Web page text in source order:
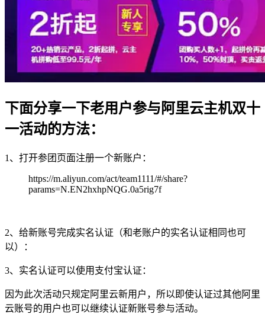
下面分享一下老用户参与阿里云主机双十
一活动的方法：
1、打开参团页面注册一个新账户：
https://m.aliyun.com/act/team1111/#/share?
params=N.EN2hxhpNQG.0a5rig7f
2、给新账号完成实名认证（和老账户的实名认证相同也可
以）：
3、实名认证可以使用支付宝认证：
因为此次活动只规定阿里云新用户，所以即使认证过其他阿里
云账号的用户也可以继续认证新账号参与活动。